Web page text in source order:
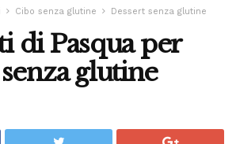
Cibo senza glutine Dessert senza glutine
di Pasqua per
glutine